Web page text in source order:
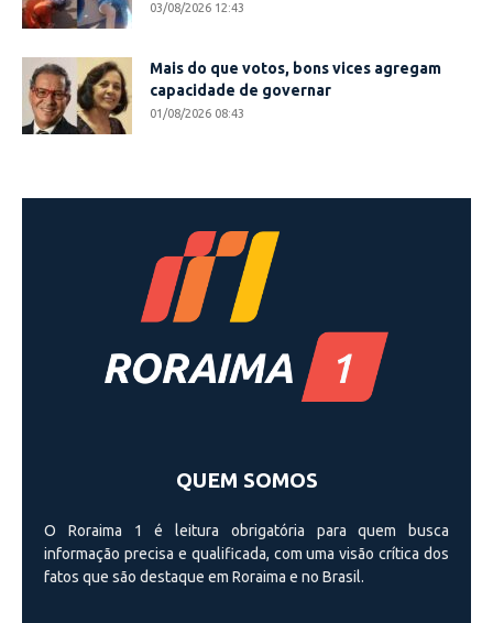
03/08/2026 12:43
Mais do que votos, bons vices agregam
capacidade de governar
01/08/2026 08:43
QUEM SOMOS
O Roraima 1 é leitura obrigatória para quem busca
informação precisa e qualificada, com uma visão crí­tica dos
fatos que são destaque em Roraima e no Brasil.